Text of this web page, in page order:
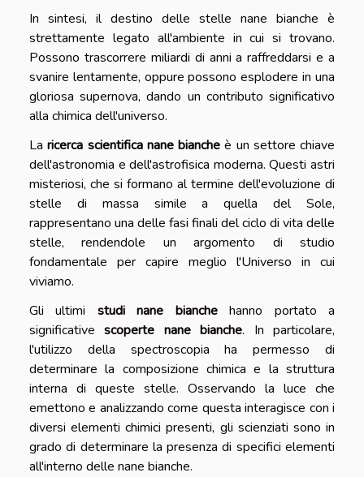
In sintesi, il destino delle stelle nane bianche è
strettamente legato all'ambiente in cui si trovano.
Possono trascorrere miliardi di anni a raffreddarsi e a
svanire lentamente, oppure possono esplodere in una
gloriosa supernova, dando un contributo significativo
alla chimica dell'universo.
Laricerca scientifica nane bianche è un settore chiave
dell'astronomia e dell'astrofisica moderna. Questi astri
misteriosi, che si formano al termine dell'evoluzione di
stelle di massa simile a quella del Sole,
rappresentano una delle fasi finali del ciclo di vita delle
stelle, rendendole un argomento di studio
fondamentale per capire meglio l'Universo in cui
viviamo.
Gli ultimi studi nane bianchehanno portato a
significativescoperte nane bianche. In particolare,
l'utilizzo della spectroscopia ha permesso di
determinare la composizione chimica e la struttura
interna di queste stelle. Osservando la luce che
emettono e analizzando come questa interagisce con i
diversi elementi chimici presenti, gli scienziati sono in
grado di determinare la presenza di specifici elementi
all'interno delle nane bianche.